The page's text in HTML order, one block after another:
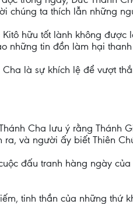
chúng ta thích lẫn những
hữu tốt lành không
những tin đồn làm hại
là sự khích lệ để vượt
Cha lưu ý rằng Thánh
và người ấy biết Thiên
đấu tranh hàng ngày
tinh thần của những thứ